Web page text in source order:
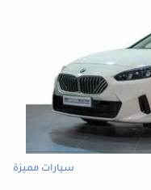
سيارات مميزة